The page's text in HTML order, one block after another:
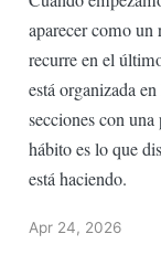
aparecer como
recurre en el
está organizada
secciones con
hábito es lo que
está haciendo.
Apr 24, 2026